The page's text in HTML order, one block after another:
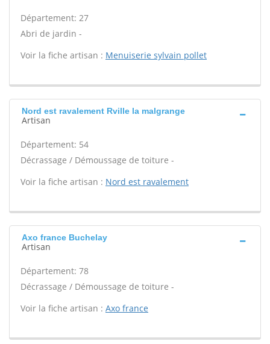
Département: 27
Abri de jardin -
Voir la fiche artisan : Menuiserie sylvain pollet
Nord est ravalement Rville la malgrange
Artisan
Département: 54
Décrassage / Démoussage de toiture -
Voir la fiche artisan : Nord est ravalement
Axo france Buchelay
Artisan
Département: 78
Décrassage / Démoussage de toiture -
Voir la fiche artisan : Axo france